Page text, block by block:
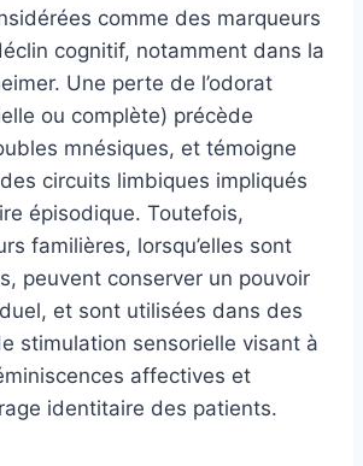
comme des marqueurs
cognitif, notamment dans la
Une perte de l’odorat
ou complète) précède
mnésiques, et témoigne
circuits limbiques impliqués
épisodique. Toutefois,
familières, lorsqu’elles sont
peuvent conserver un pouvoir
et sont utilisées dans des
stimulation sensorielle visant à
affectives et
identitaire des patients.